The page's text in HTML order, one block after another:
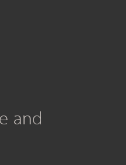
and